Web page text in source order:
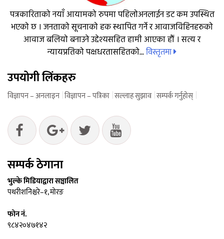
पत्रकारिताको नयाँ आयामको रुपमा पहिलोअनलाईन डट कम उपस्थित
भएको छ । जनताको सूचनाको हक स्थापित गर्ने र आवाजविहिनहरुको
आवाज बलियो बनाउने उद्देश्यसहित हामी आएका हौं । सत्य र
न्यायप्रतिको पक्षधरतासहितको...विस्तृतमा
उपयोगी लिंकहरु
विज्ञापन – अनलाइन विज्ञापन – पत्रिका सल्लाह सुझाव सम्पर्क गर्नुहोस्
सम्पर्क ठेगाना
भुल्के मिडियाद्वारा सञ्चालित
पथरीशनिश्चरे–१, मोरङ
फोन नं.
९८४२०४७१४२